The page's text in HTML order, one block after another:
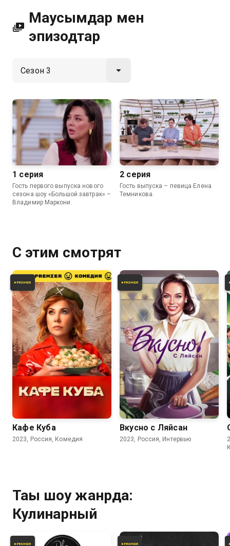
Маусымдар мен
эпизодтар
1 серия
Гость первого выпуска нового
сезона шоу «Большой завтрак» –
Владимир Маркони.
2 серия
Гость выпуска – певица Елена
Темникова.
С этим смотрят
Кафе Куба
2023, Россия, Комедия
Вкусно с Ляйсан
2023, Россия, Интервью
Тағы шоу жанрда:
Кулинарный